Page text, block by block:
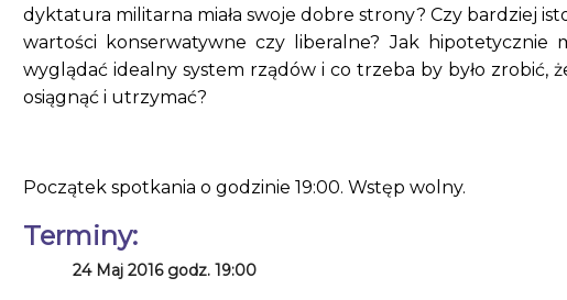
dyktatura militarna miała swoje dobre strony? Czy bardziej
wartości konserwatywne czy liberalne? Jak hipotetycznie
wyglądać idealny system rządów i co trzeba by było zrobić,
osiągnąć i utrzymać?
Początek spotkania o godzinie 19:00. Wstęp wolny.
Terminy:
24 Maj 2016 godz. 19:00